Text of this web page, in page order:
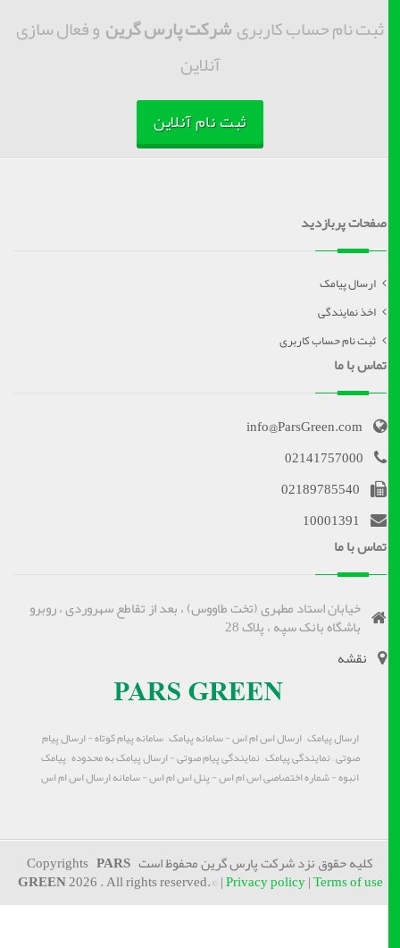
ثبت نام حساب کاربریشرکت پارس گرینو فعال سازی
آنلاین
ثبت نام آنلاین
صفحات پربازدید
ارسال پیامک
اخذ نمایندگی
ثبت نام حساب کاربری
تماس با ما
info@ParsGreen.com
02141757000
02189785540
10001391
تماس با ما
خیابان استاد مطهری (تخت طاووس) ، بعد از تقاطع سهروردی ، روبرو
باشگاه بانک سپه ، پلاک 28
نقشه
ارسال پیامک – ارسال اس ام اس - سامانه پیامک – سامانه پیام کوتاه - ارسال پیام
صوتی – نمایندگی پیامک – نمایندگی پیام صوتی - ارسال پیامک به محدوده – پیامک
انبوه - شماره اختصاصی اس ام اس - پنل اس ام اس - سامانه ارسال اس ام اس
کلیه حقوق نزد شرکت پارس گرین محفوظ است CopyrightsPARS
GREEN2026 . All rights reserved.© |Privacy policy|Terms of use